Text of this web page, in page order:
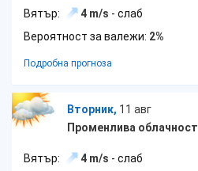
Вятър: 4 m/s - слаб
Вероятност за валежи: 2%
Подробна прогноза
Вторник, 11 авг
Променлива облачност
Вятър: 4 m/s - слаб